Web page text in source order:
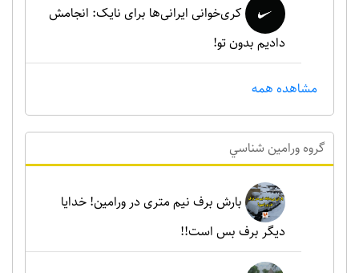
کری‌خوانی ایرانی‌ها برای نایک: انجامش
دادیم بدون تو!
مشاهده همه
گروه ورامين شناسي
بارش برف نیم متری در ورامین! خدایا
دیگر برف بس است!!